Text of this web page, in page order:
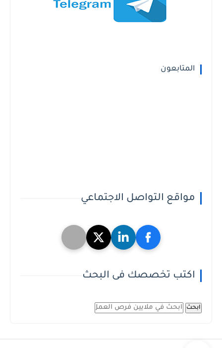
المتابعون
مواقع التواصل الاجتماعي
اكتب تخصصك فى البحث
ابحث